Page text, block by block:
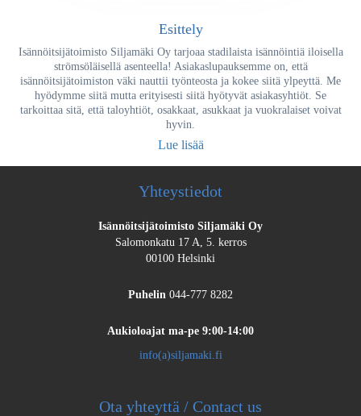
Esittely
Isännöitsijätoimisto Siljamäki Oy tarjoaa stadilaista isännöintiä iloisella
strömsöläisellä asenteella! Asiakaslupauksemme on, että
isännöitsijätoimiston väki nauttii työnteosta ja kokee siitä ylpeyttä. Me
hyödymme siitä mutta erityisesti siitä hyötyvät asiakasyhtiöt. Se
tarkoittaa sitä, että taloyhtiöt, osakkaat, asukkaat ja vuokralaiset voivat
hyvin.
Lue lisää
Yhteystiedot
Isännöitsijätoimisto Siljamäki Oy
Salomonkatu 17 A, 5. kerros
00100 Helsinki
Puhelin 044-777 8282
Aukioloajat ma-pe 9:00-14:00
info(a)siljamaki.fi
Ota yhteyttä / Contact us